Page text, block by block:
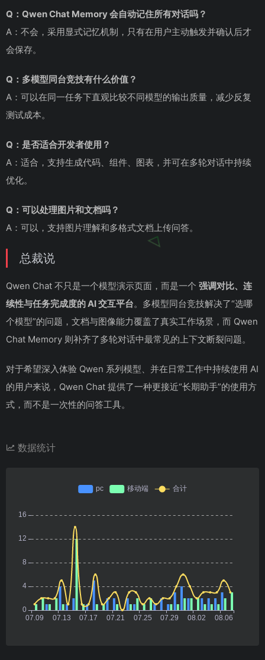
Q：Qwen Chat Memory 会自动记住所有对话吗？
A：不会，采用显式记忆机制，只有在用户主动触发并确认后才
会保存。
Q：多模型同台竞技有什么价值？
A：可以在同一任务下直观比较不同模型的输出质量，减少反复
测试成本。
Q：是否适合开发者使用？
A：适合，支持生成代码、组件、图表，并可在多轮对话中持续
优化。
Q：可以处理图片和文档吗？
A：可以，支持图片理解和多格式文档上传问答。
总裁说
Qwen Chat 不只是一个模型演示页面，而是一个 强调对比、连
续性与任务完成度的 AI 交互平台。多模型同台竞技解决了“选哪
个模型”的问题，文档与图像能力覆盖了真实工作场景，而 Qwen
Chat Memory 则补齐了多轮对话中最常见的上下文断裂问题。
对于希望深入体验 Qwen 系列模型、并在日常工作中持续使用 AI
的用户来说，Qwen Chat 提供了一种更接近“长期助手”的使用方
式，而不是一次性的问答工具。
数据统计